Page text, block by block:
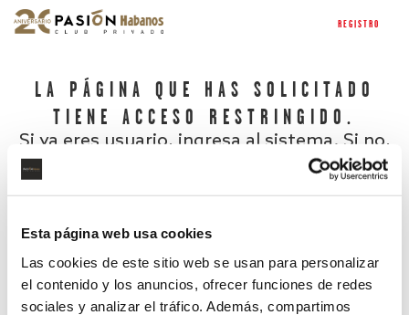
Esta página web usa cookies
Las cookies de este sitio web se usan para personalizar
el contenido y los anuncios, ofrecer funciones de redes
sociales y analizar el tráfico. Además, compartimos
REGISTRO
LA PÁGINA QUE HAS SOLICITADO
TIENE ACCESO RESTRINGIDO.
Si ya eres usuario, ingresa al sistema. Si no,